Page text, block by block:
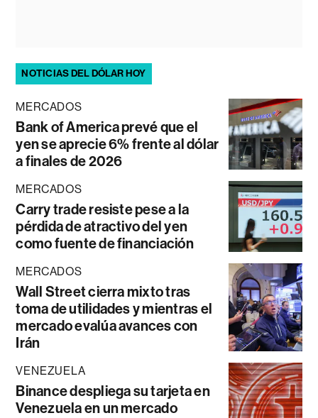
NOTICIAS DEL DÓLAR HOY
MERCADOS
Bank of America prevé que el
yen se aprecie 6% frente al dólar
a finales de 2026
MERCADOS
Carry trade resiste pese a la
pérdida de atractivo del yen
como fuente de financiación
MERCADOS
Wall Street cierra mixto tras
toma de utilidades y mientras el
mercado evalúa avances con
Irán
VENEZUELA
Binance despliega su tarjeta en
Venezuela en un mercado